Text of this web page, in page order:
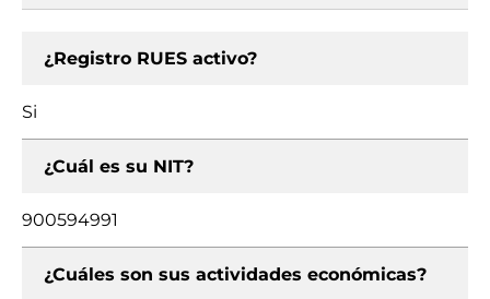
¿Registro RUES activo?
Si
¿Cuál es su NIT?
900594991
¿Cuáles son sus actividades económicas?